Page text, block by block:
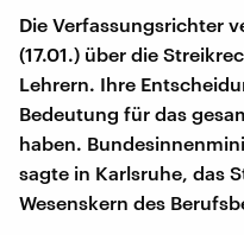
Die Verfassungsrichter
(17.01.) über die
Lehrern. Ihre
Bedeutung für das
haben.
sagte in Karlsruhe, das
Wesenskern des